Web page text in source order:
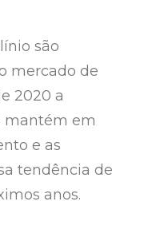
são
mercado de
2020 a
mantém em
e as
tendência de
anos.